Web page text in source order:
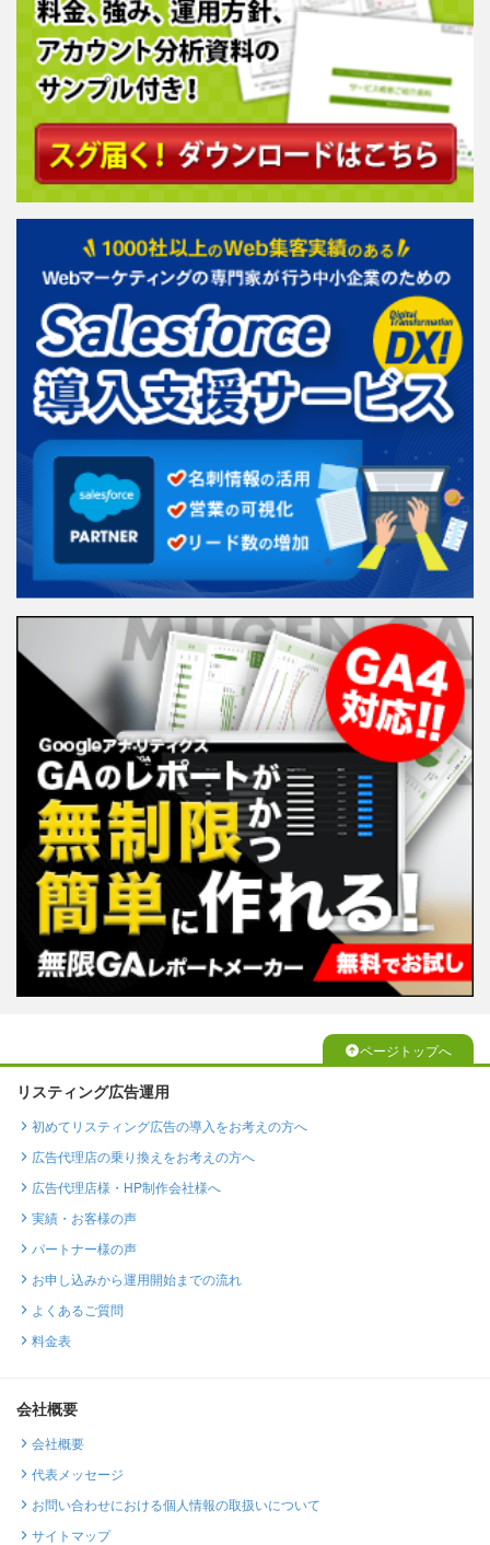
ページトップへ
リスティング広告運用
初めてリスティング広告の導入をお考えの方へ
広告代理店の乗り換えをお考えの方へ
広告代理店様・HP制作会社様へ
実績・お客様の声
パートナー様の声
お申し込みから運用開始までの流れ
よくあるご質問
料金表
会社概要
会社概要
代表メッセージ
お問い合わせにおける個人情報の取扱いについて
サイトマップ